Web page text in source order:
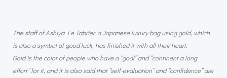
The staff of Ashiya Le Tabrier, a Japanese luxury bag using gold, which
is also a symbol of good luck, has finished it with all their heart.
Gold is the color of people who have a “goal” and “continent a long
effort” for it, and it is also said that “self-evaluation” and “confidence” are